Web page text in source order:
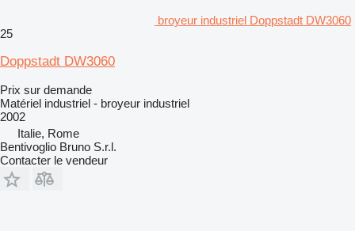
broyeur industriel Doppstadt DW3060
25
Doppstadt DW3060
Prix sur demande
Matériel industriel - broyeur industriel
2002
Italie, Rome
Bentivoglio Bruno S.r.l.
Contacter le vendeur